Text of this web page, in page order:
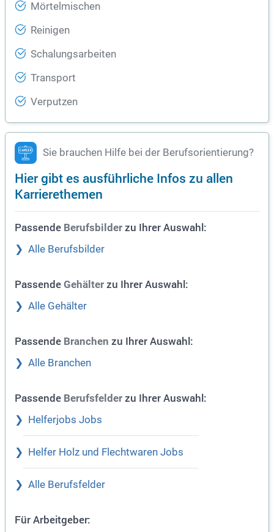
Mörtelmischen
Reinigen
Schalungsarbeiten
Transport
Verputzen
Sie brauchen Hilfe bei der Berufsorientierung?
Hier gibt es ausführliche Infos zu allen
Karrierethemen
Passende Berufsbilder zu Ihrer Auswahl:
Alle Berufsbilder
Passende Gehälter zu Ihrer Auswahl:
Alle Gehälter
Passende Branchen zu Ihrer Auswahl:
Alle Branchen
Passende Berufsfelder zu Ihrer Auswahl:
Helferjobs Jobs
Helfer Holz und Flechtwaren Jobs
Alle Berufsfelder
Für Arbeitgeber: